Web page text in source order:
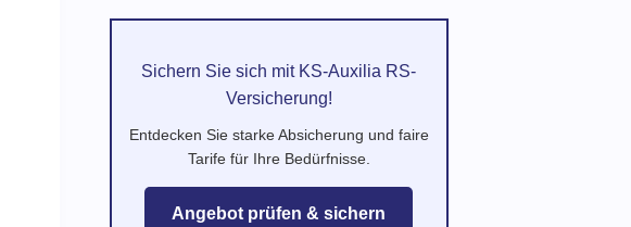
Sichern Sie sich mit KS-Auxilia RS-
Versicherung!
Entdecken Sie starke Absicherung und faire
Tarife für Ihre Bedürfnisse.
Angebot prüfen & sichern